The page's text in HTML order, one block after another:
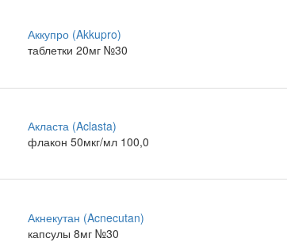
Аккупро (Akkupro)
таблетки 20мг №30
Акласта (Aclasta)
флакон 50мкг/мл 100,0
Акнекутан (Acnecutan)
капсулы 8мг №30